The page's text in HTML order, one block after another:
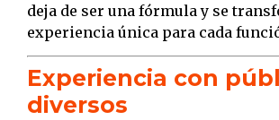
deja de ser una fórmula y se
experiencia única para cada
Experiencia con
diversos